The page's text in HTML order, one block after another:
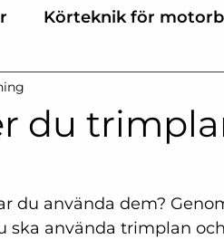
Körteknik för
du
du använda dem?
ska använda trimplan